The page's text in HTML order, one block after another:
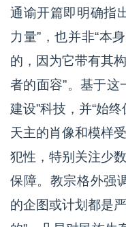
通谕开篇即明确指
力量”，也并非“本
的，因为它带有其
者的面容”。基于这
建设”科技，并“始
天主的肖像和模样
犯性，特别关注少
保障。教宗格外强
的企图或计划都是